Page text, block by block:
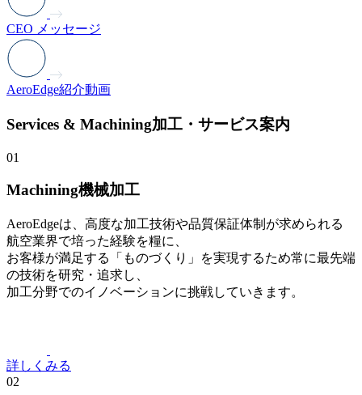
CEO メッセージ
AeroEdge紹介動画
Services & Machining加工・サービス案内
01
Machining機械加工
AeroEdgeは、高度な加工技術や品質保証体制が求められる
航空業界で培った経験を糧に、
お客様が満足する「ものづくり」を実現するため常に最先端
の技術を研究・追求し、
加工分野でのイノベーションに挑戦していきます。
詳しくみる
02